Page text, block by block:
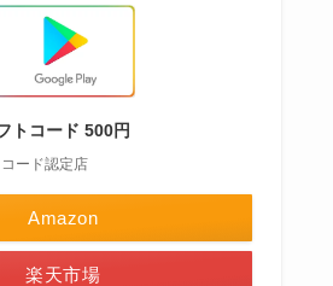
トコード 500円
ード認定店
Amazon
楽天市場